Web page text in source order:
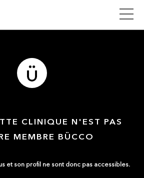
CLINIQUE N'EST PAS
MEMBRE BÜCCO
et son profil ne sont donc pas accessibles.